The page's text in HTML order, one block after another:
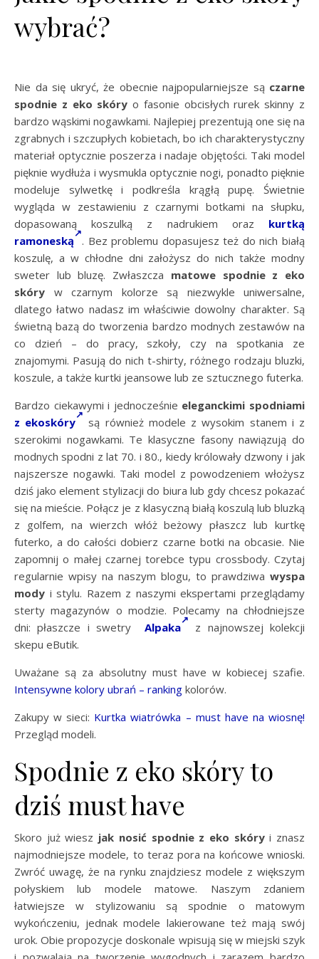
wybrać?
Nie da się ukryć, że obecnie najpopularniejsze są czarne
spodnie z eko skóry o fasonie obcisłych rurek skinny z
bardzo wąskimi nogawkami. Najlepiej prezentują one się na
zgrabnych i szczupłych kobietach, bo ich charakterystyczny
materiał optycznie poszerza i nadaje objętości. Taki model
pięknie wydłuża i wysmukla optycznie nogi, ponadto pięknie
modeluje sylwetkę i podkreśla krągłą pupę. Świetnie
wygląda w zestawieniu z czarnymi botkami na słupku,
dopasowaną koszulką z nadrukiem oraz kurtką
ramoneską
. Bez problemu dopasujesz też do nich białą
koszulę, a w chłodne dni założysz do nich także modny
sweter lub bluzę. Zwłaszcza matowe spodnie z eko
skóry w czarnym kolorze są niezwykle uniwersalne,
dlatego łatwo nadasz im właściwie dowolny charakter. Są
świetną bazą do tworzenia bardzo modnych zestawów na
co dzień – do pracy, szkoły, czy na spotkania ze
znajomymi. Pasują do nich t-shirty, różnego rodzaju bluzki,
koszule, a także kurtki jeansowe lub ze sztucznego futerka.
Bardzo ciekawymi i jednocześnie eleganckimi spodniami
z ekoskóry
są również modele z wysokim stanem i z
szerokimi nogawkami. Te klasyczne fasony nawiązują do
modnych spodni z lat 70. i 80., kiedy królowały dzwony i jak
najszersze nogawki. Taki model z powodzeniem włożysz
dziś jako element stylizacji do biura lub gdy chcesz pokazać
się na mieście. Połącz je z klasyczną białą koszulą lub bluzką
z golfem, na wierzch włóż beżowy płaszcz lub kurtkę
futerko, a do całości dobierz czarne botki na obcasie. Nie
zapomnij o małej czarnej torebce typu crossbody. Czytaj
regularnie wpisy na naszym blogu, to prawdziwa wyspa
mody i stylu. Razem z naszymi ekspertami przeglądamy
sterty magazynów o modzie. Polecamy na chłodniejsze
dni: płaszcze i swetry Alpaka
z najnowszej kolekcji
skepu eButik.
Uważane są za absolutny must have w kobiecej szafie.
Intensywne kolory ubrań – ranking kolorów.
Zakupy w sieci: Kurtka wiatrówka – must have na wiosnę!
Przegląd modeli.
Spodnie z eko skóry to
dziś must have
Skoro już wiesz jak nosić spodnie z eko skóryi znasz
najmodniejsze modele, to teraz pora na końcowe wnioski.
Zwróć uwagę, że na rynku znajdziesz modele z większym
połyskiem lub modele matowe. Naszym zdaniem
łatwiejsze w stylizowaniu są spodnie o matowym
wykończeniu, jednak modele lakierowane też mają swój
urok. Obie propozycje doskonale wpisują się w miejski szyk